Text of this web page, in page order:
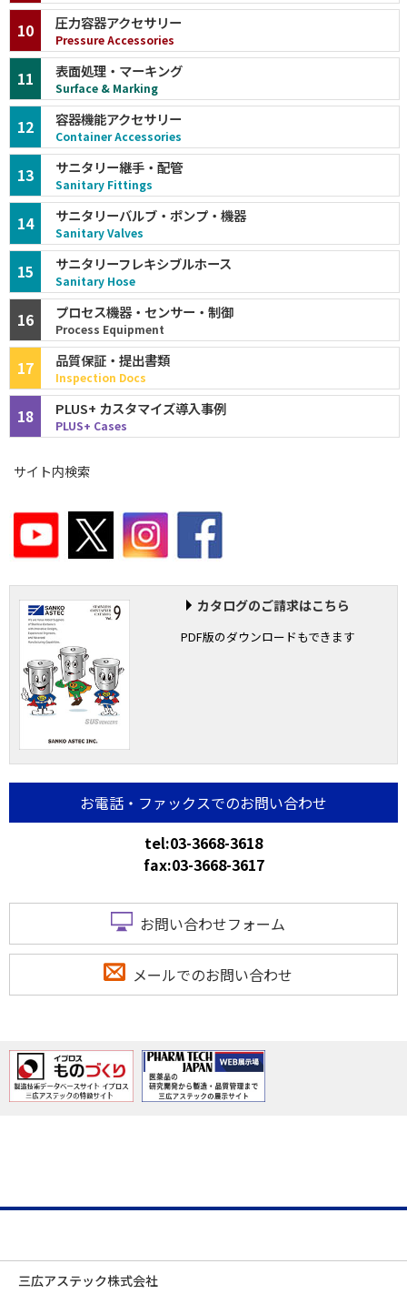
圧力容器アクセサリー
Pressure Accessories
10
表面処理・マーキング
Surface & Marking
11
容器機能アクセサリー
Container Accessories
12
サニタリー継手・配管
Sanitary Fittings
13
サニタリーバルブ・ポンプ・機器
Sanitary Valves
14
サニタリーフレキシブルホース
Sanitary Hose
15
プロセス機器・センサー・制御
Process Equipment
16
品質保証・提出書類
Inspection Docs
17
PLUS+ カスタマイズ導入事例
PLUS+ Cases
18
サイト内検索
カタログのご請求はこちら
PDF版のダウンロードもできます
お電話・ファックスでのお問い合わせ
tel:03-3668-3618
fax:03-3668-3617
お問い合わせフォーム
メールでのお問い合わせ
三広アステック株式会社